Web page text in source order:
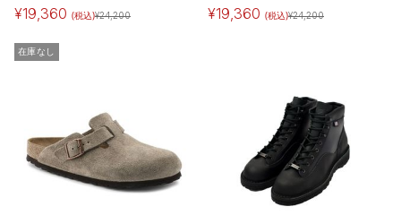
¥19,360 (税込)¥24,200 ¥19,360 (税込)¥24,200
在庫なし